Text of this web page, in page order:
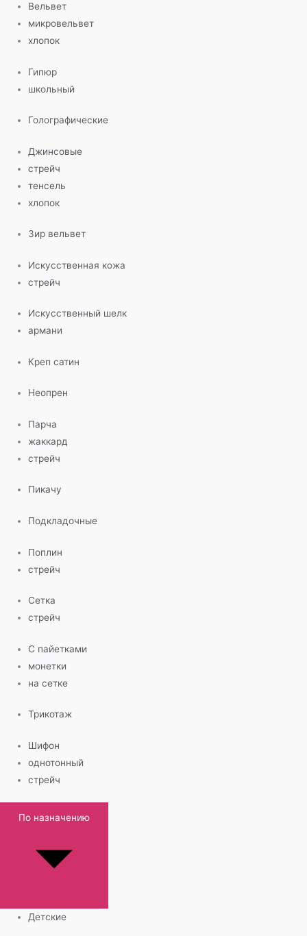
Вельвет
микровельвет
хлопок
Гипюр
школьный
Голографические
Джинсовые
стрейч
тенсель
хлопок
Зир вельвет
Искусственная кожа
стрейч
Искусственный шелк
армани
Креп сатин
Неопрен
Парча
жаккард
стрейч
Пикачу
Подкладочные
Поплин
стрейч
Сетка
стрейч
С пайетками
монетки
на сетке
Трикотаж
Шифон
однотонный
стрейч
По назначению
Детские